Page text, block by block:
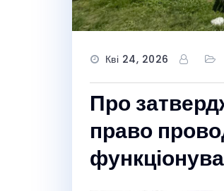
Кві 24, 2026
Про
право